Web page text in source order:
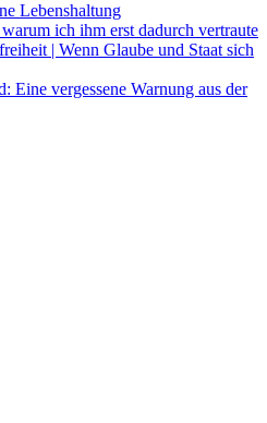
Lebenshaltung
ich ihm erst dadurch vertraute
| Wenn Glaube und Staat sich
Eine vergessene Warnung aus der